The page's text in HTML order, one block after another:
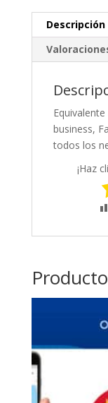
Descripción
business,
todos los
¡Haz